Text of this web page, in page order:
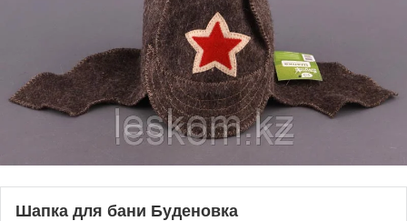
Шапка для бани Буденовка